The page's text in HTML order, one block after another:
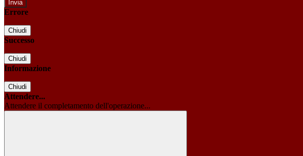
Errore
Chiudi
Successo
Chiudi
Informazione
Chiudi
Attendere...
Attendere il completamento dell'operazione...